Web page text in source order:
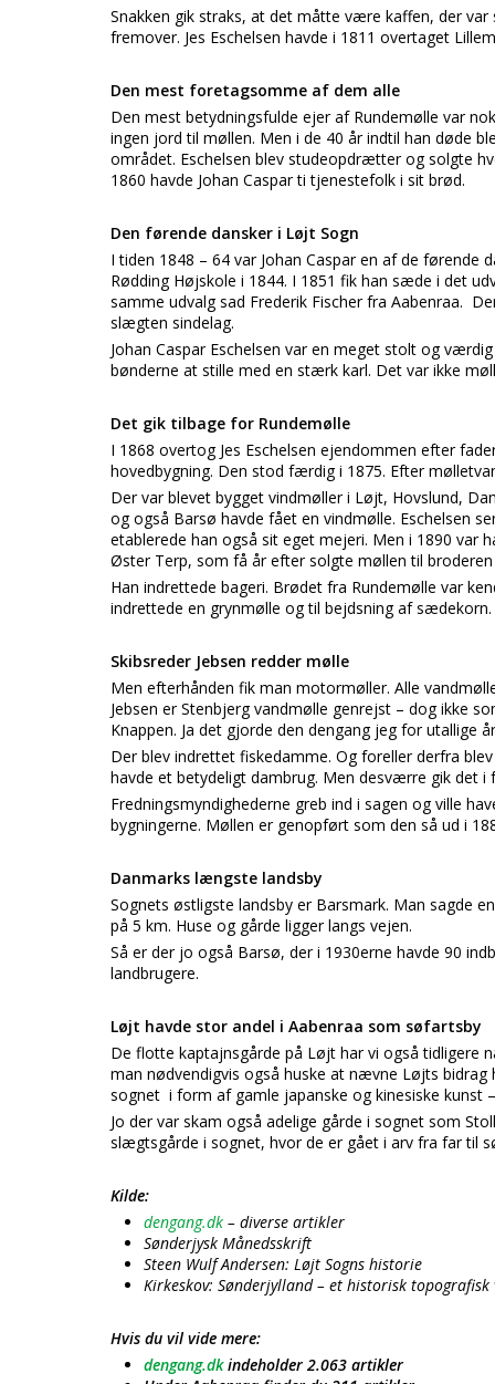
Snakken gik straks, at det måtte være kaffen, der
fremover. Jes Eschelsen havde i 1811 overtaget
Den mest foretagsomme af dem alle
Den mest betydningsfulde ejer af Rundemølle var
ingen jord til møllen. Men i de 40 år indtil han døde
området. Eschelsen blev studeopdrætter og solgte
1860 havde Johan Caspar ti tjenestefolk i sit brød.
Den førende dansker i Løjt Sogn
I tiden 1848 – 64 var Johan Caspar en af de
Rødding Højskole i 1844. I 1851 fik han sæde i det
samme udvalg sad Frederik Fischer fra Aabenraa.
slægten sindelag.
Johan Caspar Eschelsen var en meget stolt og
bønderne at stille med en stærk karl. Det var ikke
Det gik tilbage for Rundemølle
I 1868 overtog Jes Eschelsen ejendommen efter
hovedbygning. Den stod færdig i 1875. Efter
Der var blevet bygget vindmøller i Løjt, Hovslund,
og også Barsø havde fået en vindmølle. Eschelsen
etablerede han også sit eget mejeri. Men i 1890 var
Øster Terp, som få år efter solgte møllen til broderen
Han indrettede bageri. Brødet fra Rundemølle var
indrettede en grynmølle og til bejdsning af sædekorn.
Skibsreder Jebsen redder mølle
Men efterhånden fik man motormøller. Alle
Jebsen er Stenbjerg vandmølle genrejst – dog ikke
Knappen. Ja det gjorde den dengang jeg for utallige
Der blev indrettet fiskedamme. Og foreller derfra
havde et betydeligt dambrug. Men desværre gik det
Fredningsmyndighederne greb ind i sagen og ville
bygningerne. Møllen er genopført som den så ud i
Danmarks længste landsby
Sognets østligste landsby er Barsmark. Man sagde
på 5 km. Huse og gårde ligger langs vejen.
Så er der jo også Barsø, der i 1930erne havde 90
landbrugere.
Løjt havde stor andel i Aabenraa som søfartsby
De flotte kaptajnsgårde på Løjt har vi også
man nødvendigvis også huske at nævne Løjts
sognet i form af gamle japanske og kinesiske kunst
Jo der var skam også adelige gårde i sognet som
slægtsgårde i sognet, hvor de er gået i arv fra far til
Kilde:
dengang.dk – diverse artikler
Sønderjysk Månedsskrift
Steen Wulf Andersen: Løjt Sogns historie
Kirkeskov: Sønderjylland – et historisk
Hvis du vil vide mere:
dengang.dkindeholder 2.063 artikler